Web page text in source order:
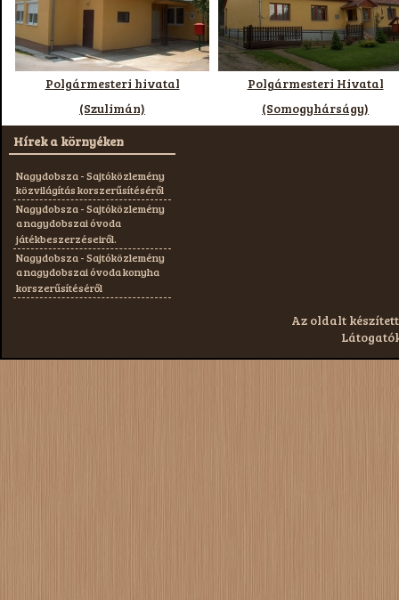
Polgármesteri hivatal
(Szulimán)
Polgármesteri Hivatal
(Somogyhárságy)
Hírek a környéken
Nagydobsza - Sajtóközlemény
közvilágítás korszerűsítéséről
Nagydobsza - Sajtóközlemény
a nagydobszai óvoda
játékbeszerzéseiről.
Nagydobsza - Sajtóközlemény
a nagydobszai óvoda konyha
korszerűsítéséről
Az oldalt